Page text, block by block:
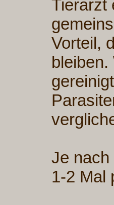
Tierarzt
Vorteil,
Je nach
1-2 Mal